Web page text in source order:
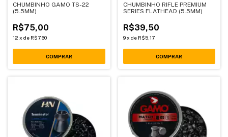
CHUMBINHO GAMO TS-22
(5.5MM)
R$75,00
12 x de R$7,60
CHUMBINHO RIFLE PREMIUM
SERIES FLATHEAD (5.5MM)
R$39,50
9 x de R$5,17